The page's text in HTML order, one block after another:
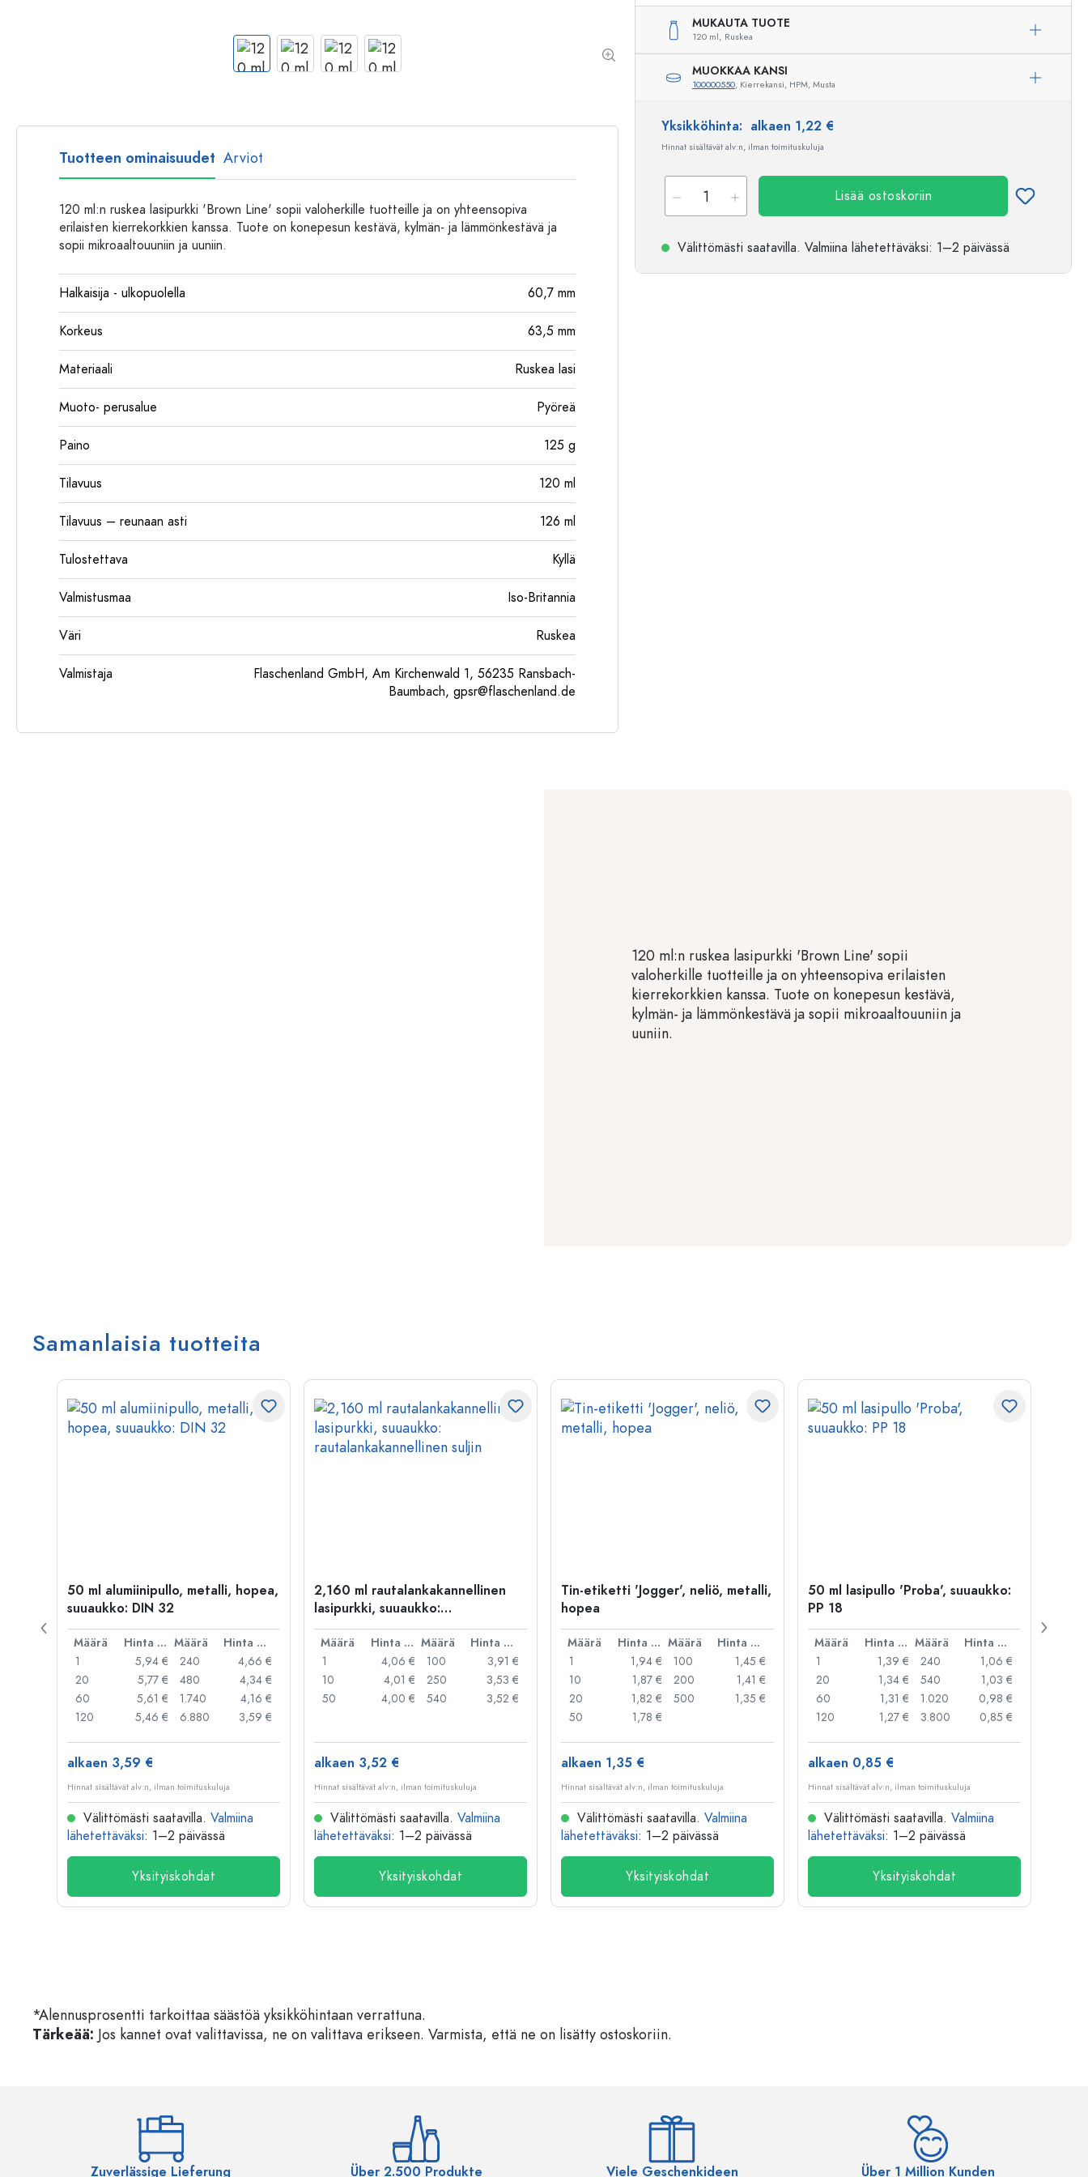
MUKAUTA TUOTE
120 ml, Ruskea
MUOKKAA KANSI
100000550, Kierrekansi, HPM, Musta
Yksikköhinta: alkaen 1,22 €
Hinnat sisältävät alv:n, ilman toimituskuluja
Lisää ostoskoriin
Välittömästi saatavilla. Valmiina lähetettäväksi: 1–2 päivässä
Tuotteen ominaisuudet Arviot
120 ml:n ruskea lasipurkki 'Brown Line' sopii valoherkille tuotteille ja on yhteensopiva
erilaisten kierrekorkkien kanssa. Tuote on konepesun kestävä, kylmän- ja lämmönkestävä ja
sopii mikroaaltouuniin ja uuniin.
Halkaisija - ulkopuolella 60,7 mm
Korkeus 63,5 mm
Materiaali Ruskea lasi
Muoto- perusalue Pyöreä
Paino 125 g
Tilavuus 120 ml
Tilavuus – reunaan asti 126 ml
Tulostettava Kyllä
Valmistusmaa Iso-Britannia
Väri Ruskea
Valmistaja
Flaschenland GmbH, Am Kirchenwald 1, 56235 Ransbach-
Baumbach, gpsr@flaschenland.de
120 ml:n ruskea lasipurkki 'Brown Line' sopii
valoherkille tuotteille ja on yhteensopiva erilaisten
kierrekorkkien kanssa. Tuote on konepesun kestävä,
kylmän- ja lämmönkestävä ja sopii mikroaaltouuniin ja
uuniin.
Samanlaisia tuotteita
50 ml alumiinipullo, metalli, hopea,
suuaukko: DIN 32
Määrä Hinta per kpl Määrä
Hinta per kpl
1
5,94 €
20
5,77 €
60
5,61 €
120
5,46 €
240
4,66 €
480
4,34 €
1.740
4,16 €
6.880
3,59 €
alkaen 3,59 €
Hinnat sisältävät alv:n, ilman toimituskuluja
Välittömästi saatavilla. Valmiina
lähetettäväksi: 1–2 päivässä
Yksityiskohdat
2,160 ml rautalankakannellinen
lasipurkki, suuaukko:
rautalankakannellinen suljin
Määrä Hinta per kpl Määrä
Hinta per kpl
1
4,06 €
10
4,01 €
50
4,00 €
100
3,91 €
250
3,53 €
540
3,52 €
alkaen 3,52 €
Hinnat sisältävät alv:n, ilman toimituskuluja
Välittömästi saatavilla. Valmiina
lähetettäväksi: 1–2 päivässä
Yksityiskohdat
Tin-etiketti 'Jogger', neliö, metalli,
hopea
Määrä Hinta per kpl Määrä
Hinta per kpl
1
1,94 €
10
1,87 €
20
1,82 €
50
1,78 €
100
1,45 €
200
1,41 €
500
1,35 €
alkaen 1,35 €
Hinnat sisältävät alv:n, ilman toimituskuluja
Välittömästi saatavilla. Valmiina
lähetettäväksi: 1–2 päivässä
Yksityiskohdat
50 ml lasipullo 'Proba', suuaukko:
PP 18
Määrä Hinta per kpl Määrä
Hinta per kpl
1
1,39 €
20
1,34 €
60
1,31 €
120
1,27 €
240
1,06 €
540
1,03 €
1.020
0,98 €
3.800
0,85 €
alkaen 0,85 €
Hinnat sisältävät alv:n, ilman toimituskuluja
Välittömästi saatavilla. Valmiina
lähetettäväksi: 1–2 päivässä
Yksityiskohdat
*Alennusprosentti tarkoittaa säästöä yksikköhintaan verrattuna.
Tärkeää: Jos kannet ovat valittavissa, ne on valittava erikseen. Varmista, että ne on lisätty ostoskoriin.
Zuverlässige Lieferung Über 2.500 Produkte Viele Geschenkideen Über 1 Million Kunden